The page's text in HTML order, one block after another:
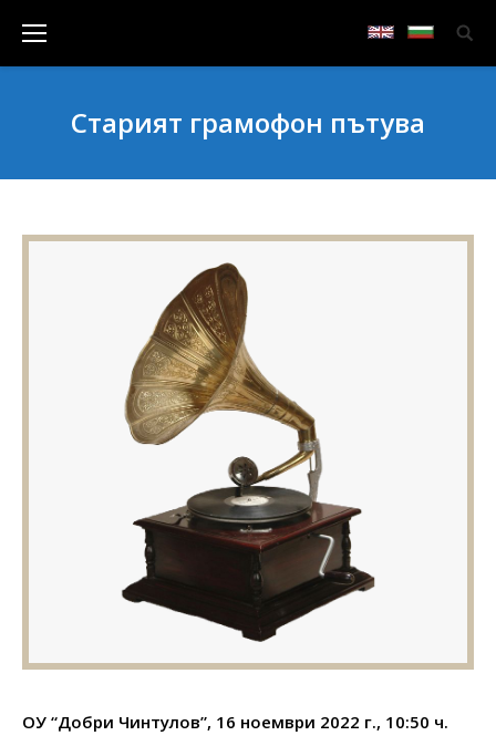
Старият грамофон пътува
ОУ “Добри Чинтулов”, 16 ноември 2022 г., 10:50 ч.